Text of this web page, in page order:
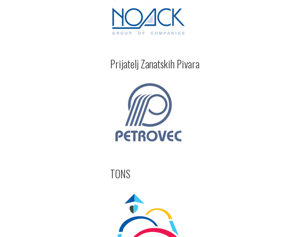
Prijatelj Zanatskih Pivara
TONS